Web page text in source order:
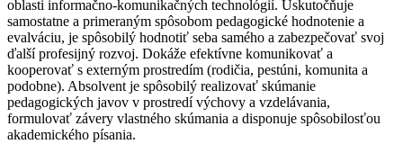
oblasti informačno-komunikačných technológií. Uskutočňuje
samostatne a primeraným spôsobom pedagogické hodnotenie a
evalváciu, je spôsobilý hodnotiť seba samého a zabezpečovať svoj
ďalší profesijný rozvoj. Dokáže efektívne komunikovať a
kooperovať s externým prostredím (rodičia, pestúni, komunita a
podobne). Absolvent je spôsobilý realizovať skúmanie
pedagogických javov v prostredí výchovy a vzdelávania,
formulovať závery vlastného skúmania a disponuje spôsobilosťou
akademického písania.